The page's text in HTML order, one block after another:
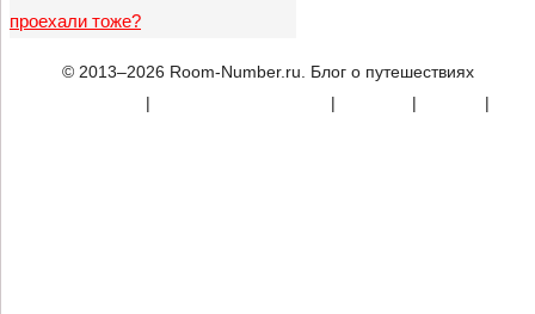
проехали тоже?
© 2013–2026 Room-Number.ru. Блог о путешествиях
| | |
|